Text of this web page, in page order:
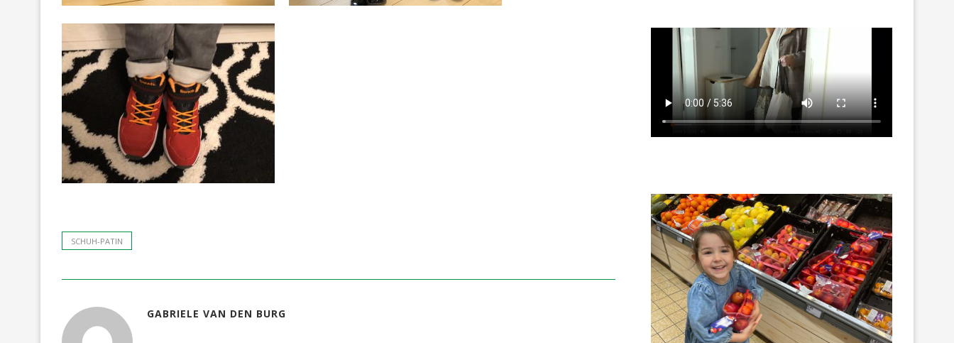
SCHUH-PATIN
GABRIELE VAN DEN BURG